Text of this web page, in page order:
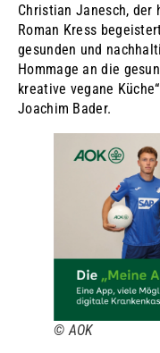
Christian Janesch, der
Roman Kress
gesunden und
Hommage an die
kreative vegane
Joachim Bader.
© AOK